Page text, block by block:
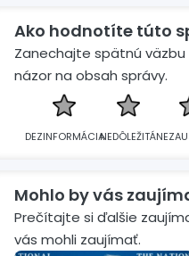
Ako hodnotíte túto
Zanechajte spätnú
názor na obsah správy.
DEZINFORMÁCIANEDÔLEŽITÁ
Mohlo by vás
Prečítajte si ďalšie
vás mohli zaujímať.